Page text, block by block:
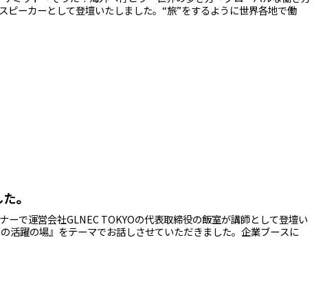
ピーカーとして登壇いたしました。“旅”をするように世界各地で働
。
ーで運営会社GLNEC TOKYOの代表取締役の飯室が講師として登壇い
活躍の場』をテーマでお話しさせていただきました。企業ブースに